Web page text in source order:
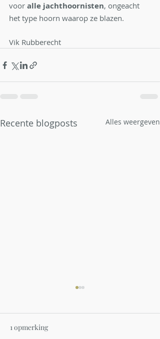
voor alle jachthoornisten, ongeacht
het type hoorn waarop ze blazen.
Vik Rubberecht
Recente blogposts Alles weergeven
1 opmerking